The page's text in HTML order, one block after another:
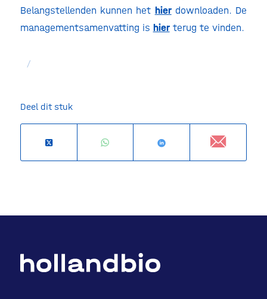
Belangstellenden kunnen het hierdownloaden. De
managementsamenvatting is hierterug te vinden.
/
Deel dit stuk